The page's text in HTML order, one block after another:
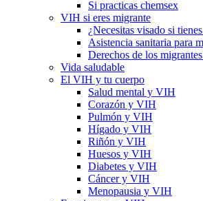
Si practicas chemsex
VIH si eres migrante
¿Necesitas visado si
Asistencia sanitaria para
Derechos de los
Vida saludable
El VIH y tu cuerpo
Salud mental y VIH
Corazón y VIH
Pulmón y VIH
Hígado y VIH
Riñón y VIH
Huesos y VIH
Diabetes y VIH
Cáncer y VIH
Menopausia y VIH